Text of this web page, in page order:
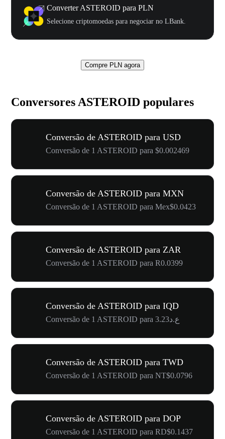
Converter ASTEROID para PLN
Selecione criptomoedas para negociar no LBank.
Compre PLN agora
Conversores ASTEROID populares
Conversão de ASTEROID para USD
Conversão de 1 ASTEROID para $0.002469
Conversão de ASTEROID para MXN
Conversão de 1 ASTEROID para Mex$0.0423
Conversão de ASTEROID para ZAR
Conversão de 1 ASTEROID para R0.0399
Conversão de ASTEROID para IQD
Conversão de 1 ASTEROID para ع.د3.23
Conversão de ASTEROID para TWD
Conversão de 1 ASTEROID para NT$0.0796
Conversão de ASTEROID para DOP
Conversão de 1 ASTEROID para RD$0.1437